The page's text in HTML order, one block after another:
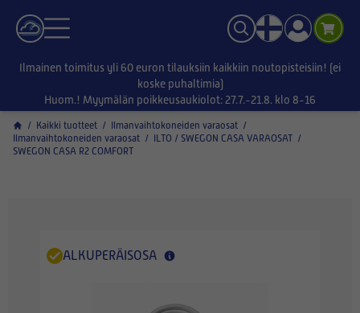
Ilmainen toimitus yli 60 euron tilauksiin kaikkiin noutopisteisiin! (ei
koske puhaltimia)
Huom.! Myymälän poikkeusaukiolot: 27.7.-21.8. klo 8-16
/ Kaikki tuotteet / Ilmanvaihtokoneiden varaosat /
Ilmanvaihtokoneiden varaosat / ILTO / SWEGON CASA VARAOSAT /
SWEGON CASA R2 COMFORT
ALKUPERÄISOSA